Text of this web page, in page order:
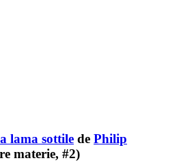
lama sottile de Philip
materie, #2)